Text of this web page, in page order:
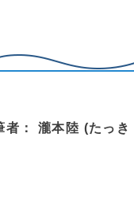
者： 瀧本陸 (たっき